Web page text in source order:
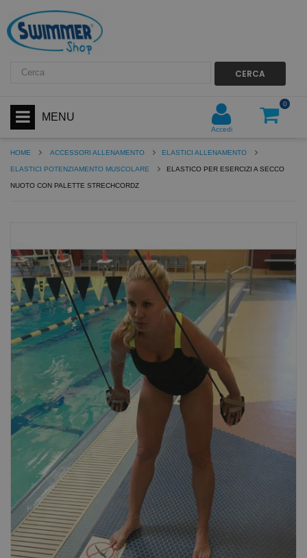
CERCA
MENU
0
Accedi
HOME ACCESSORI ALLENAMENTO ELASTICI ALLENAMENTO
ELASTICI POTENZIAMENTO MUSCOLARE ELASTICO PER ESERCIZI A SECCO
NUOTO CON PALETTE STRECHCORDZ